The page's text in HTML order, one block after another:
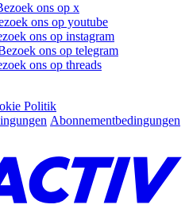
ons op x
ons op youtube
ons op instagram
ons op telegram
ons op threads
Politik
Abonnementbedingungen